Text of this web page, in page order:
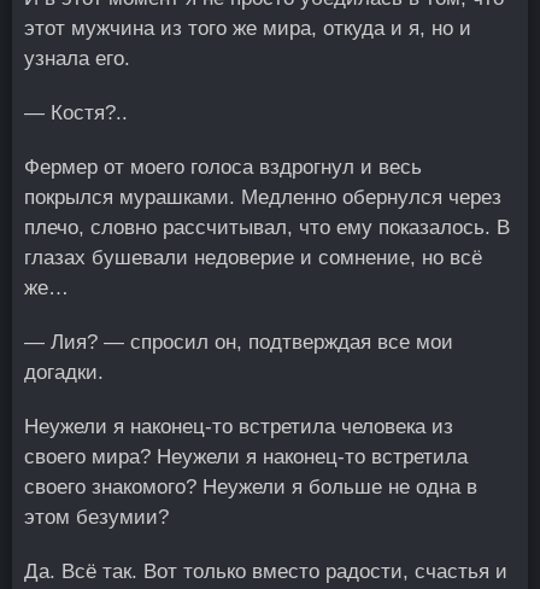
этот мужчина из того же мира, откуда и я, но и
узнала его.
— Костя?..
Фермер от моего голоса вздрогнул и весь
покрылся мурашками. Медленно обернулся через
плечо, словно рассчитывал, что ему показалось. В
глазах бушевали недоверие и сомнение, но всё
же…
— Лия? — спросил он, подтверждая все мои
догадки.
Неужели я наконец-то встретила человека из
своего мира? Неужели я наконец-то встретила
своего знакомого? Неужели я больше не одна в
этом безумии?
Да. Всё так. Вот только вместо радости, счастья и